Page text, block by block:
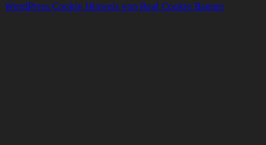
WordPress Cookie Hinweis von Real Cookie Banner